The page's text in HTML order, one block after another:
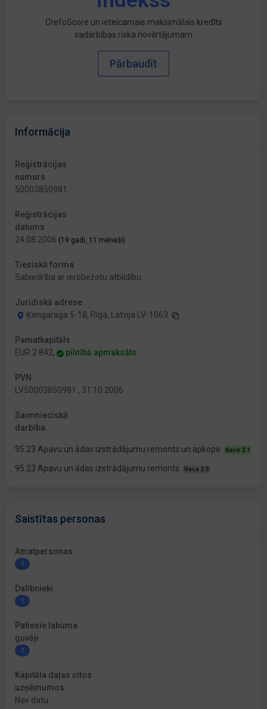
CrefoScore un ieteicamais maksimālais kredīts
sadarbības riska novērtējumam
Pārbaudīt
Informācija
Reģistrācijas
numurs
50003850981
Reģistrācijas
datums
24.08.2006 (19 gadi, 11 mēneši)
Tiesiskā forma
Sabiedrība ar ierobežotu atbildību
Juridiskā adrese
Ķengaraga 5-18, Rīga, Latvija LV-1063
Pamatkapitāls
EUR 2 842,
pilnībā apmaksāts
PVN
LV50003850981 , 31.10.2006
Saimnieciskā
darbība
95.23 Apavu un ādas izstrādājumu remonts un apkope Nace 2.1
95.23 Apavu un ādas izstrādājumu remonts Nace 2.0
Saistītas personas
Amatpersonas
1
Dalībnieki
1
Patiesie labuma
guvēji
1
Kapitāla daļas citos
uzņēmumos
Nav datu